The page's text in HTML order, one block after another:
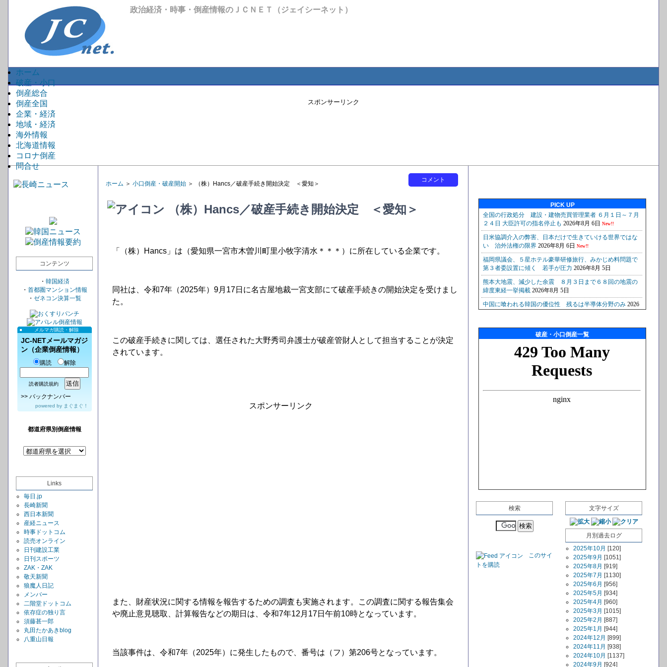
政治経済・時事・倒産情報のＪＣＮＥＴ（ジェイシーネット）
ホーム
破産・小口
倒産総合
倒産全国
企業・経済
地域・経済
海外情報
北海道情報
コロナ倒産
問合せ
スポンサーリンク
コンテンツ
・ 韓国経済
・ 首都圏マンション情報
・ ゼネコン決算一覧
メルマガ購読・解除
JC-NETメールマガジ
ン（企業倒産情報）
購読 解除
読者購読規約
>> バックナンバー
powered by まぐまぐ！
都道府県別倒産情報
Links
毎日.jp
長崎新聞
西日本新聞
産経ニュース
時事ドットコム
読売オンライン
日刊建設工業
日刊スポーツ
ZAK・ZAK
敬天新聞
狼魔人日記
メンバー
二階堂ドットコム
依存症の独り言
須藤甚一郎
丸田たかあきblog
八重山日報
コメント
ホーム ＞ 小口倒産・破産開始 ＞ （株）Hancs／破産手続き開始決定 ＜愛知＞
（株）Hancs／破産手続き開始決定 ＜愛知＞
「（株）Hancs」は（愛知県一宮市木曽川町里小牧字清水＊＊＊）に所在している企業です。
同社は、令和7年（2025年）9月17日に名古屋地裁一宮支部にて破産手続きの開始決定を受けまし
た。
この破産手続きに関しては、選任された大野秀司弁護士が破産管財人として担当することが決定
されています。
スポンサーリンク
また、財産状況に関する情報を報告するための調査も実施されます。この調査に関する報告集会
や廃止意見聴取、計算報告などの期日は、令和7年12月17日午前10時となっています。
当該事件は、令和7年（2025年）に発生したもので、番号は（フ）第206号となっています。
PICK UP
破産・小口倒産一覧
検索
このサイ
トを購読
文字サイズ
月別過去ログ
2025年10月 [120]
2025年9月 [1051]
2025年8月 [919]
2025年7月 [1130]
2025年6月 [956]
2025年5月 [934]
2025年4月 [960]
2025年3月 [1015]
2025年2月 [887]
2025年1月 [944]
2024年12月 [899]
2024年11月 [938]
2024年10月 [1137]
2024年9月 [924]